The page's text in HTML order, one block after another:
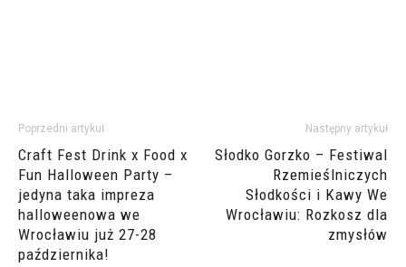
Poprzedni artykuł
Craft Fest Drink x Food x
Fun Halloween Party –
jedyna taka impreza
halloweenowa we
Wrocławiu już 27-28
października!
Następny artykuł
Słodko Gorzko – Festiwal
Rzemieślniczych
Słodkości i Kawy We
Wrocławiu: Rozkosz dla
zmysłów